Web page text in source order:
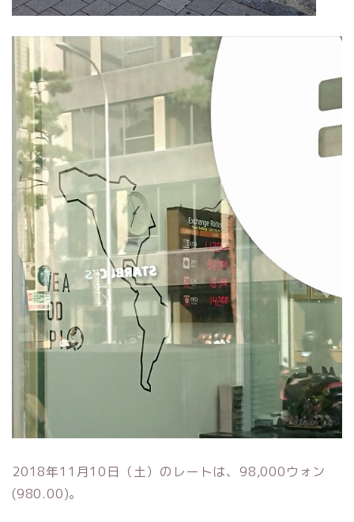
2018年11月10日（土）のレートは、98,000ウォン
(980.00)。